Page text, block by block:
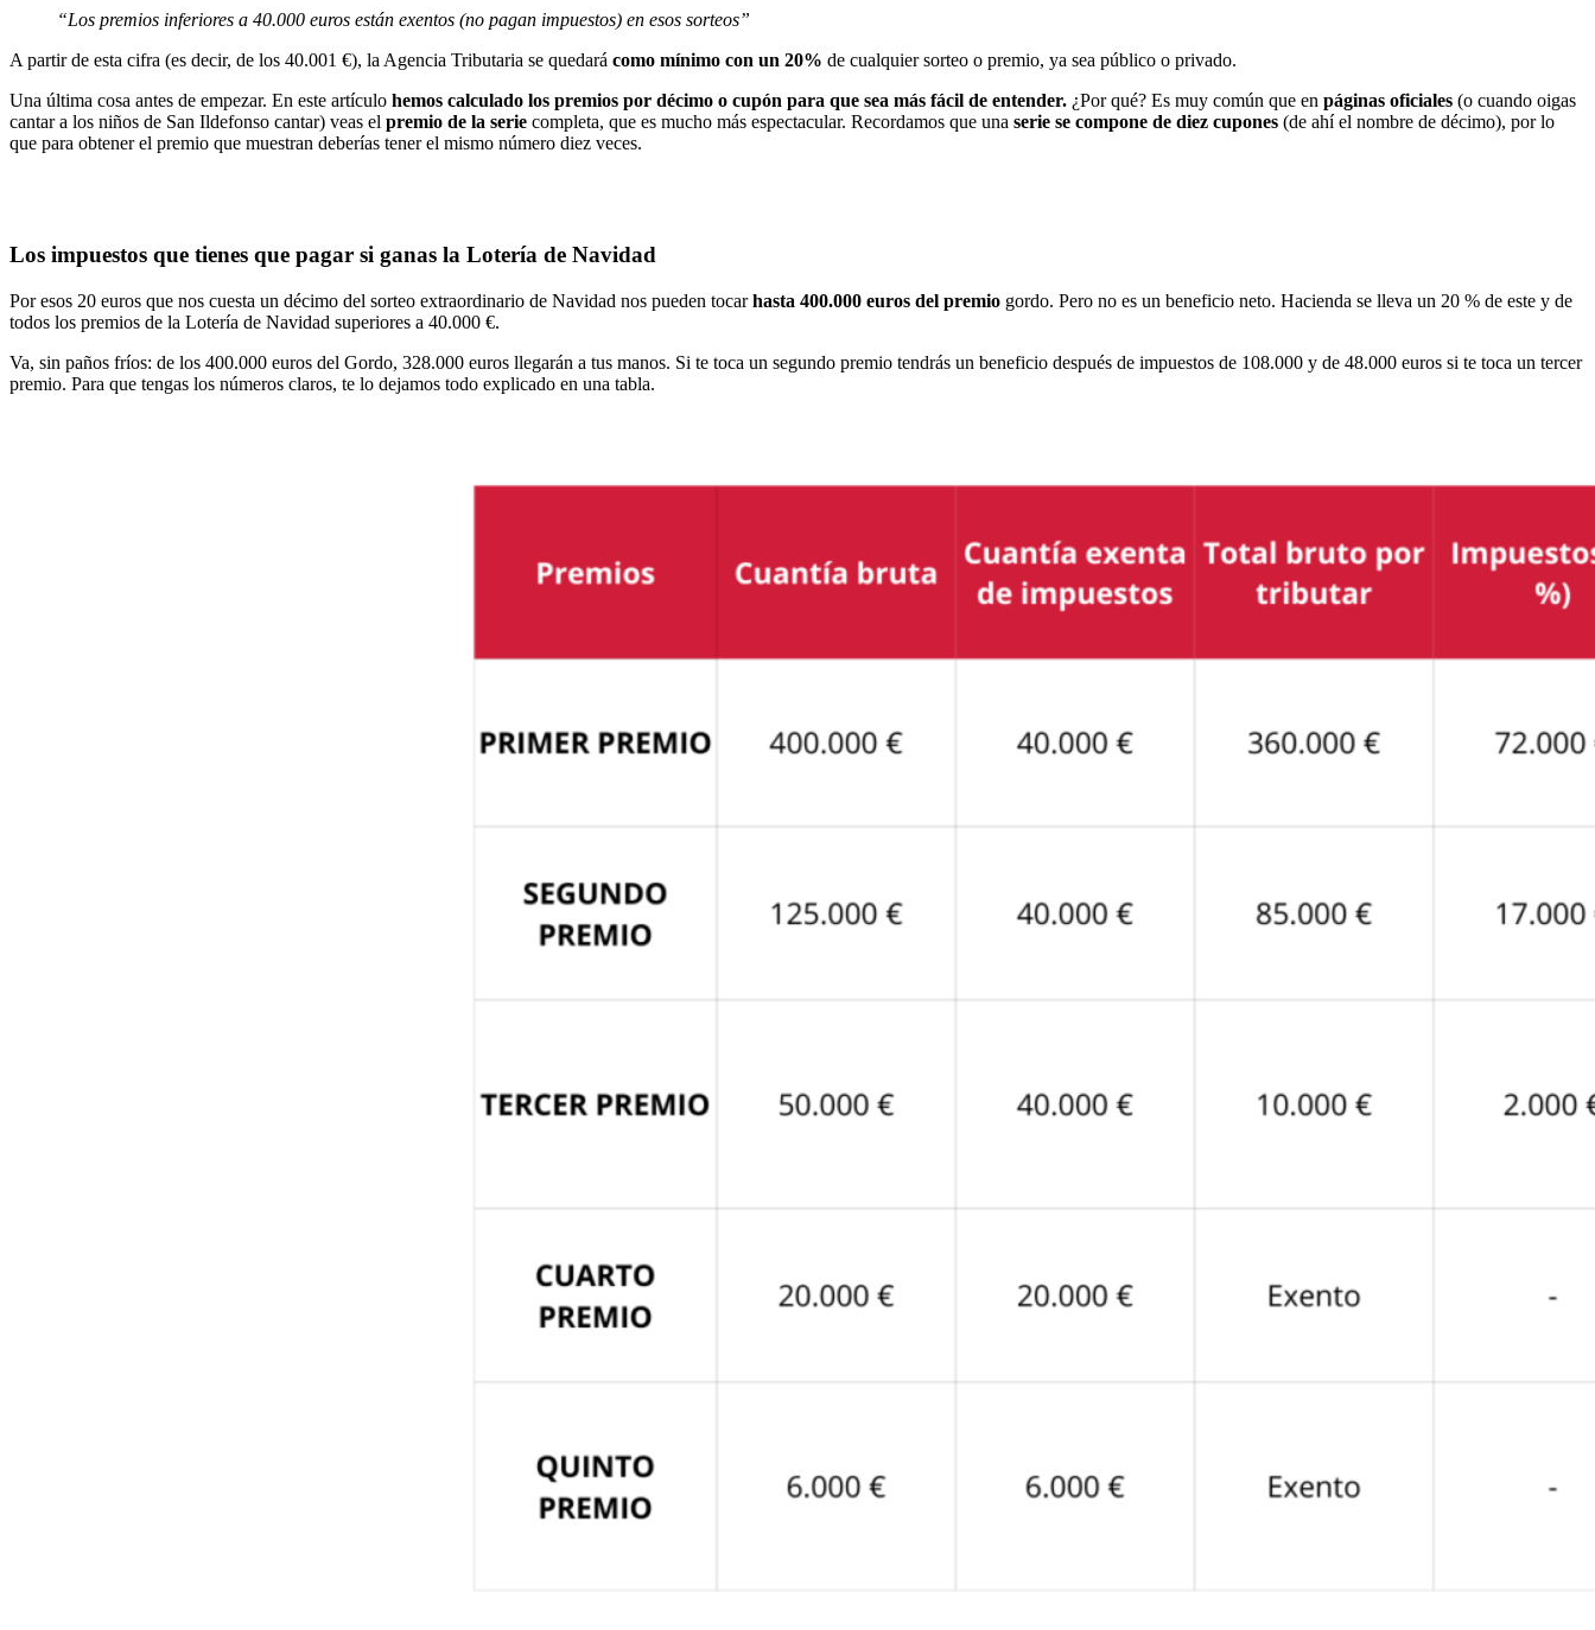
“Los premios inferiores a 40.000 euros están exentos (no pagan impuestos) en esos sorteos”
A partir de esta cifra (es decir, de los 40.001 €), la Agencia Tributaria se quedará como mínimo con un 20% de cualquier sorteo o premio, ya sea público o privado.
Una última cosa antes de empezar. En este artículo hemos calculado los premios por décimo o cupón para que sea más fácil de entender. ¿Por qué? Es muy común que en páginas oficiales (o cuando oigas
cantar a los niños de San Ildefonso cantar) veas el premio de la serie completa, que es mucho más espectacular. Recordamos que una serie se compone de diez cupones (de ahí el nombre de décimo), por lo
que para obtener el premio que muestran deberías tener el mismo número diez veces.
Los impuestos que tienes que pagar si ganas la Lotería de Navidad
Por esos 20 euros que nos cuesta un décimo del sorteo extraordinario de Navidad nos pueden tocarhasta 400.000 euros del premio gordo. Pero no es un beneficio neto. Hacienda se lleva un 20 % de este y de
todos los premios de la Lotería de Navidad superiores a 40.000 €.
Va, sin paños fríos: de los 400.000 euros del Gordo, 328.000 euros llegarán a tus manos. Si te toca un segundo premio tendrás un beneficio después de impuestos de 108.000 y de 48.000 euros si te toca un tercer
premio. Para que tengas los números claros, te lo dejamos todo explicado en una tabla.